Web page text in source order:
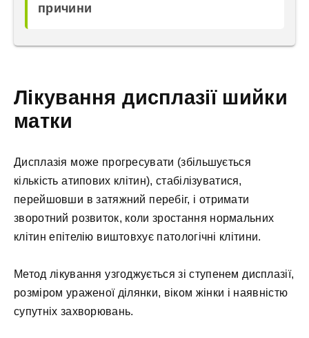
причини
Лікування дисплазії шийки
матки
Дисплазія може прогресувати (збільшується
кількість атипових клітин), стабілізуватися,
перейшовши в затяжний перебіг, і отримати
зворотний розвиток, коли зростання нормальних
клітин епітелію виштовхує патологічні клітини.
Метод лікування узгоджується зі ступенем дисплазії,
розміром ураженої ділянки, віком жінки і наявністю
супутніх захворювань.